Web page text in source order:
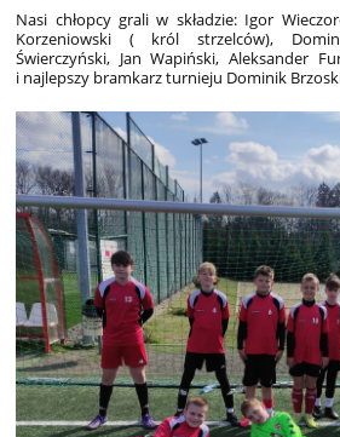
Nasi chłopcy grali w składzie: Igor
Korzeniowski ( król strzelców),
Świerczyński, Jan Wapiński, Aleksander
i najlepszy bramkarz turnieju Dominik